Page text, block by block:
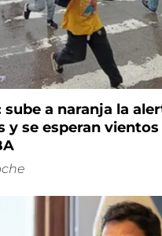
sube a naranja la
y se esperan